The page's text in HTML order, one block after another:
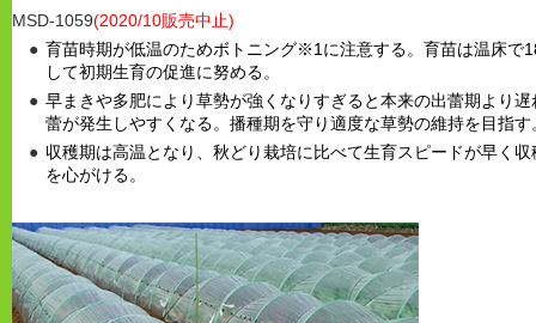
MSD-1059(2020/10販売中止)
育苗時期が低温のためボトニング※1に注意する。育苗は温床で
して初期生育の促進に努める。
早まきや多肥により草勢が強くなりすぎると本来の出蕾期より
蕾が発生しやすくなる。播種期を守り適度な草勢の維持を目指す
収穫期は高温となり、秋どり栽培に比べて生育スピードが早く
を心がける。